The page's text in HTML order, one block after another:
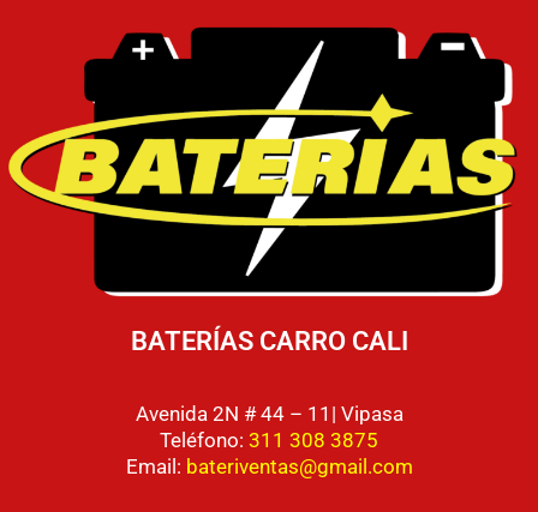
BATERÍAS CARRO CALI
Avenida 2N # 44 – 11| Vipasa
Teléfono: 311 308 3875
Email: bateriventas@gmail.com